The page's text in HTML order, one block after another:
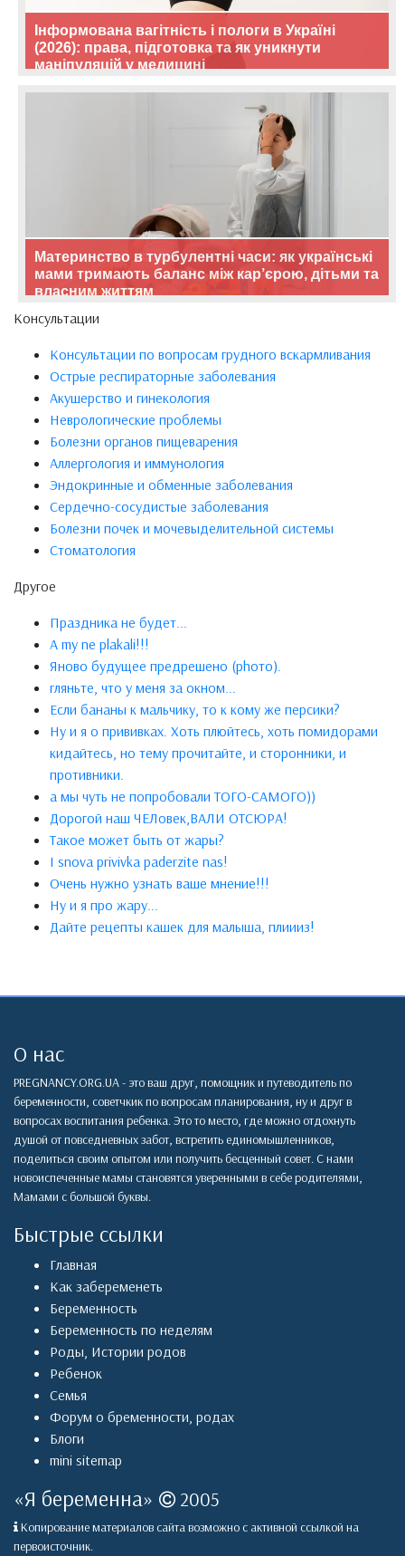
Інформована вагітність і пологи в Україні
(2026): права, підготовка та як уникнути
маніпуляцій у медицині
Материнство в турбулентні часи: як українські
мами тримають баланс між кар’єрою, дітьми та
власним життям
Консультации
Консультации по вопросам грудного вскармливания
Острые респираторные заболевания
Акушерство и гинекология
Неврологические проблемы
Болезни органов пищеварения
Аллергология и иммунология
Эндокринные и обменные заболевания
Сердечно-сосудистые заболевания
Болезни почек и мочевыделительной системы
Стоматология
Другое
Праздника не будет...
A my ne plakali!!!
Яново будущее предрешено (phото).
гляньте, что у меня за окном...
Если бананы к мальчику, то к кому же персики?
Ну и я о прививках. Хоть плюйтесь, хоть помидорами
кидайтесь, но тему прочитайте, и сторонники, и
противники.
а мы чуть не попробовали ТОГО-САМОГО))
Дорогой наш ЧЕЛовек,ВАЛИ ОТСЮРА!
Такое может быть от жары?
I snova privivka paderzite nas!
Очень нужно узнать ваше мнение!!!
Ну и я про жару...
Дайте рецепты кашек для малыша, плиииз!
О нас
PREGNANCY.ORG.UA - это ваш друг, помощник и путеводитель по
беременности, советчкик по вопросам планирования, ну и друг в
вопросах воспитания ребенка. Это то место, где можно отдохнуть
душой от повседневных забот, встретить единомышленников,
поделиться своим опытом или получить бесценный совет. С нами
новоиспеченные мамы становятся уверенными в себе родителями,
Мамами с большой буквы.
Быстрые ссылки
Главная
Как забеременеть
Беременность
Беременность по неделям
Роды, Истории родов
Ребенок
Семья
Форум о бременности, родах
Блоги
mini sitemap
«Я беременна» 2005
Копирование материалов сайта возможно с активной ссылкой на
первоисточник.